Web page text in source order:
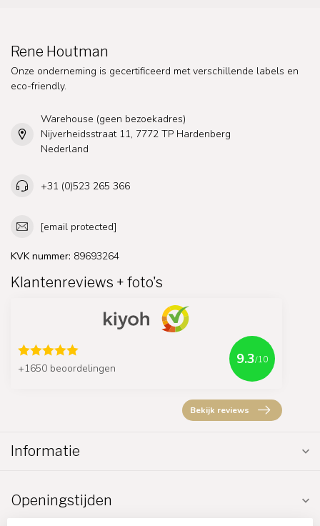
Rene Houtman
Onze onderneming is gecertificeerd met verschillende labels en
eco-friendly.
Warehouse (geen bezoekadres)
Nijverheidsstraat 11, 7772 TP Hardenberg
Nederland
+31 (0)523 265 366
[email protected]
KVK nummer: 89693264
Klantenreviews + foto's
+1650 beoordelingen
9.3/10
Bekijk reviews
Informatie
Openingstijden